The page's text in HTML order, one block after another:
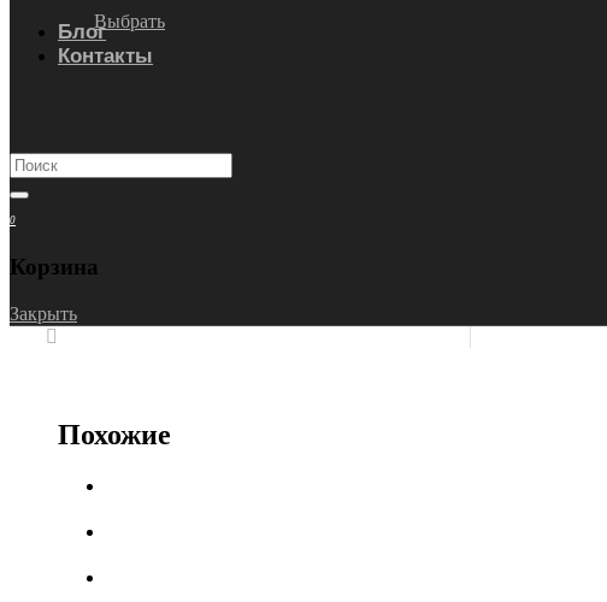
Выбрать
Блог
Контакты
0
Корзина
Закрыть
Похожие